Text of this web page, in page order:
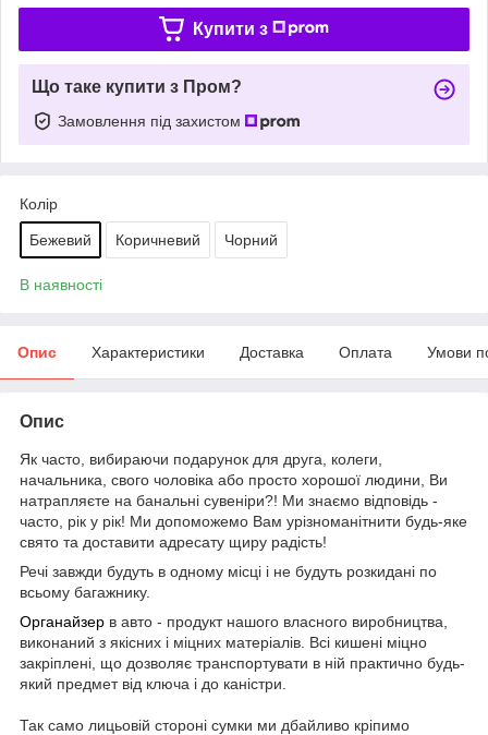
Купити з
Що таке купити з Пром?
Замовлення під захистом
Колір
Бежевий Коричневий Чорний
В наявності
Опис Характеристики Доставка Оплата Умови
Опис
Як часто, вибираючи подарунок для друга, колеги,
начальника, свого чоловіка або просто хорошої людини, Ви
натрапляєте на банальні сувеніри?! Ми знаємо відповідь -
часто, рік у рік! Ми допоможемо Вам урізноманітнити будь-яке
свято та доставити адресату щиру радість!
Речі завжди будуть в одному місці і не будуть розкидані по
всьому багажнику.
Органайзер в авто - продукт нашого власного виробництва,
виконаний з якісних і міцних матеріалів. Всі кишені міцно
закріплені, що дозволяє транспортувати в ній практично будь-
який предмет від ключа і до каністри.
Так само лицьовій стороні сумки ми дбайливо кріпимо